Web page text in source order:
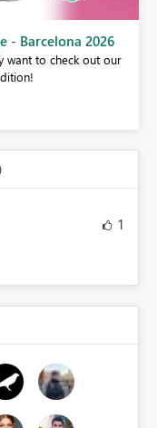
- Barcelona 2026
want to check out our
1